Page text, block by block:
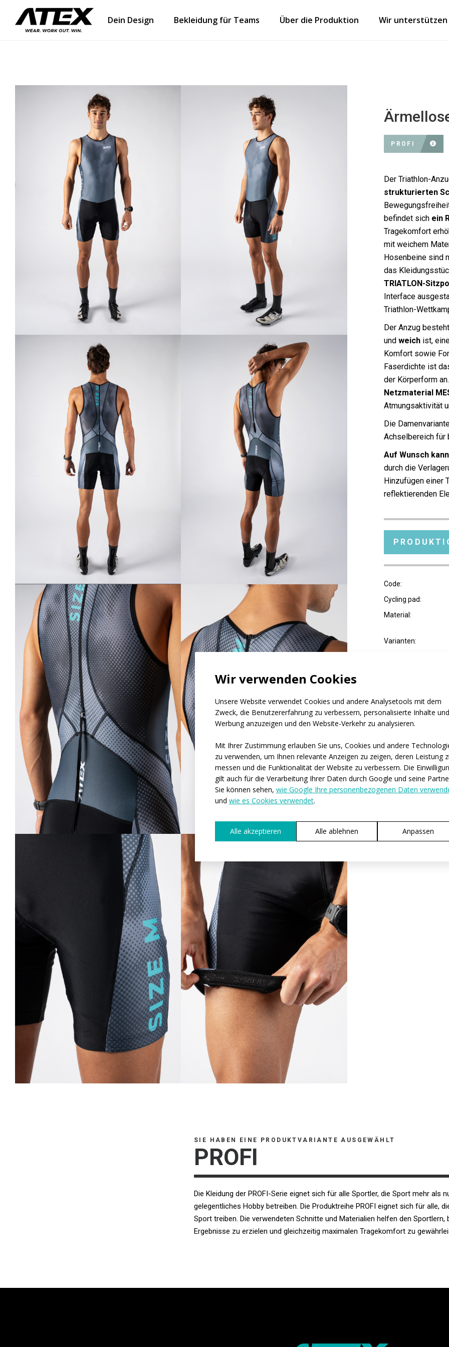
Wir verwenden Cookies
Unsere Website verwendet Cookies und andere Analysetools mit dem
Zweck, die Benutzererfahrung zu verbessern, personalisierte Inhalte und
Werbung anzuzeigen und den Website-Verkehr zu analysieren.
Mit Ihrer Zustimmung erlauben Sie uns, Cookies und andere
zu verwenden, um Ihnen relevante Anzeigen zu zeigen, deren Leistung
messen und die Funktionalität der Website zu verbessern. Die
gilt auch für die Verarbeitung Ihrer Daten durch Google und seine
Sie können sehen, wie Google Ihre personenbezogenen Daten
und wie es Cookies verwendet.
Alle akzeptieren Alle ablehnen Anpassen
Dein Design Bekleidung für Teams Über die Produktion Wir unterstützen
PROFI
Der Triathlon-
strukturierten
befindet sichein
Tragekomfort
mit weichem
Hosenbeine sind
das
TRIATLON-
Interface
Triathlon-
Der Anzug
und weichist,
Komfort sowie
Faserdichte ist
der Körperform
Netzmaterial
Atmungsaktivität
Die
Achselbereich für
Auf Wunsch
durch die
Hinzufügen einer
reflektierenden
Code:
Cycling pad:
Material:
Varianten:
SIE HABEN EINE PRODUKTVARIANTE AUSGEWÄHLT
PROFI
Die Kleidung der PROFI-Serie eignet sich für alle Sportler, die Sport mehr als
gelegentliches Hobby betreiben. Die Produktreihe PROFI eignet sich für alle,
Sport treiben. Die verwendeten Schnitte und Materialien helfen den Sportlern,
Ergebnisse zu erzielen und gleichzeitig maximalen Tragekomfort zu